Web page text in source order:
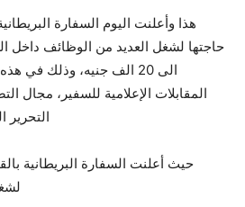
هذا وأعلنت اليوم السفارة
حاجتها لشغل العديد من الوظائف
الى 20 الف جنيه، وذلك في
المقابلات الإعلامية للسفير، مجال
حيث أعلنت السفارة البريطانية